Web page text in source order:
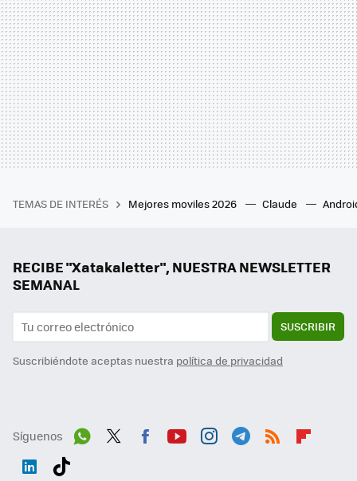
TEMAS DE INTERÉS Mejores moviles 2026 Claude
RECIBE "Xatakaletter", NUESTRA NEWSLETTER
SEMANAL
SUSCRIBIR
Suscribiéndote aceptas nuestra política de privacidad
Síguenos